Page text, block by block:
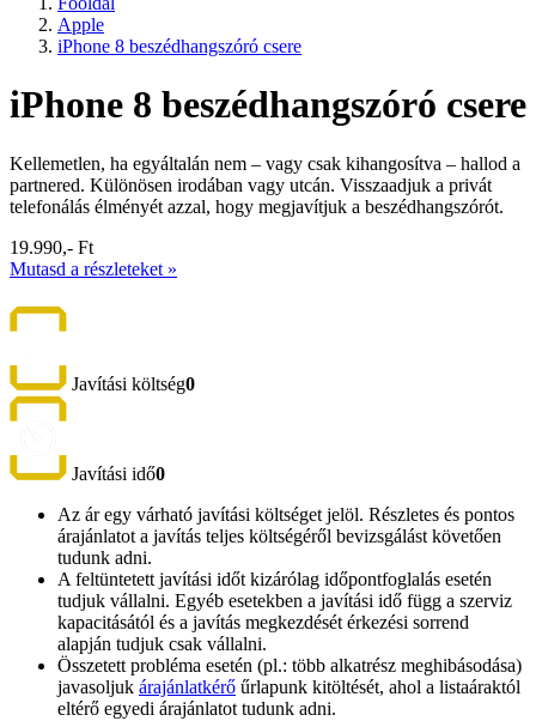
Apple
iPhone 8 beszédhangszóró csere
iPhone 8 beszédhangszóró csere
Kellemetlen, ha egyáltalán nem – vagy csak kihangosítva – hallod a
partnered. Különösen irodában vagy utcán. Visszaadjuk a privát
telefonálás élményét azzal, hogy megjavítjuk a beszédhangszórót.
19.990,- Ft
Mutasd a részleteket »
Javítási költség0
Javítási idő0
Az ár egy várható javítási költséget jelöl. Részletes és pontos
árajánlatot a javítás teljes költségéről bevizsgálást követően
tudunk adni.
A feltüntetett javítási időt kizárólag időpontfoglalás esetén
tudjuk vállalni. Egyéb esetekben a javítási idő függ a szerviz
kapacitásától és a javítás megkezdését érkezési sorrend
alapján tudjuk csak vállalni.
Összetett probléma esetén (pl.: több alkatrész meghibásodása)
javasoljuk árajánlatkérő űrlapunk kitöltését, ahol a listaáraktól
eltérő egyedi árajánlatot tudunk adni.